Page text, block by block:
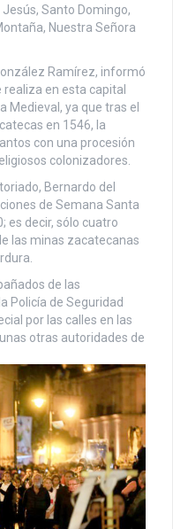
Santo Domingo,
Nuestra Señora
Ramírez, informó
realiza en esta capital
Medieval, ya que tras el
en 1546, la
con una procesión
colonizadores.
Bernardo del
de Semana Santa
es decir, sólo cuatro
las minas zacatecanas
de las
Policía de Seguridad
por las calles en las
otras autoridades de